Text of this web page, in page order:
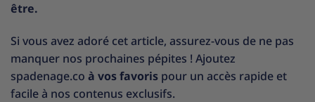
être.
Si vous avez adoré cet article, assurez-vous de ne pas
manquer nos prochaines pépites ! Ajoutez
spadenage.co à vos favoris pour un accès rapide et
facile à nos contenus exclusifs.